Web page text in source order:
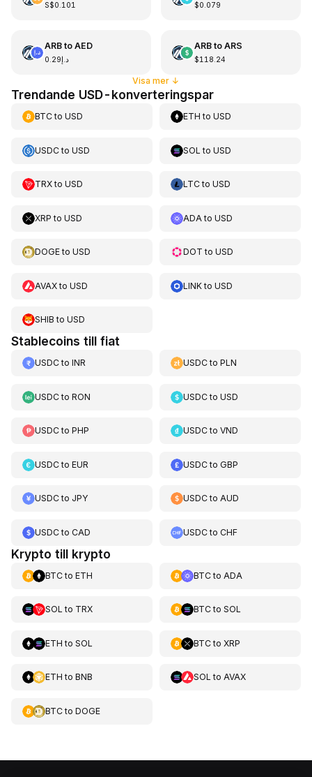
S$0.101 $0.079
ARBto AED
د.إ0.29
ARBto ARS
$118.24
Visa mer ↓
Trendande USD-konverteringspar
BTCto USD ETH toUSD
USDCto USD SOL toUSD
TRXto USD LTCtoUSD
XRP to USD ADA toUSD
DOGEto USD DOT toUSD
AVAXto USD LINKtoUSD
SHIB to USD
Stablecoins till fiat
USDCto INR USDCtoPLN
USDCto RON USDCtoUSD
USDCto PHP USDCtoVND
USDCto EUR USDCtoGBP
USDCto JPY USDCtoAUD
USDCto CAD USDCtoCHF
Krypto till krypto
BTCto ETH BTCto ADA
SOL to TRX BTCto SOL
ETH to SOL BTCto XRP
ETH to BNB SOL to AVAX
BTCto DOGE